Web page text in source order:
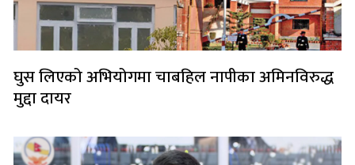
घुस लिएको अभियोगमा चाबहिल नापीका अमिनविरुद्ध
मुद्दा दायर